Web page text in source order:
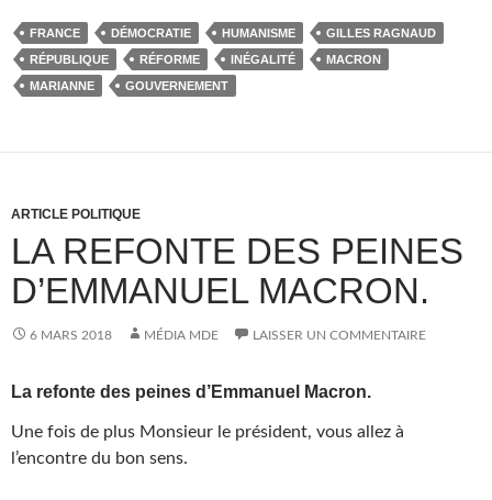
FRANCE DÉMOCRATIE HUMANISME
GILLES RAGNAUD
RÉPUBLIQUE
RÉFORME INÉGALITÉ
MACRON
MARIANNE
GOUVERNEMENT
ARTICLE POLITIQUE
LA REFONTE DES PEINES
D’EMMANUEL MACRON.
6 MARS 2018 MÉDIA MDE LAISSER UN COMMENTAIRE
La refonte des peines d’Emmanuel Macron.
Une fois de plus Monsieur le président, vous allez à
l’encontre du bon sens.